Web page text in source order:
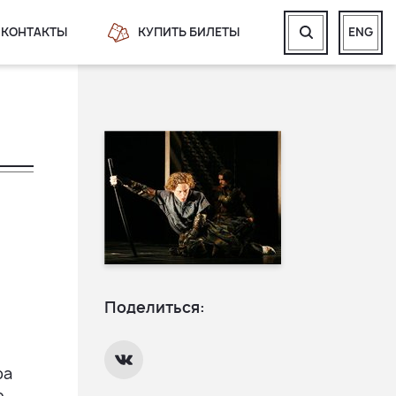
КОНТАКТЫ КУПИТЬ БИЛЕТЫ ENG
Поделиться: